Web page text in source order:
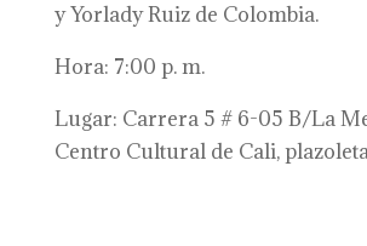
y Yorlady Ruiz de Colombia.
Hora: 7:00 p. m.
Lugar: Carrera 5 # 6-05 B/La
Centro Cultural de Cali,